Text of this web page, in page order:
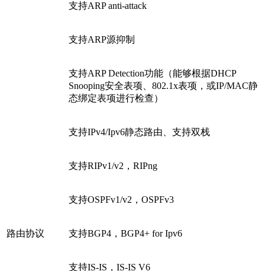
支持ARP anti-attack
支持ARP源抑制
支持ARP Detection功能（能够根据DHCP
Snooping安全表项、802.1x表项，或IP/MAC静
态绑定表项进行检查）
路由协议
支持IPv4/Ipv6静态路由、支持双栈
支持RIPv1/v2，RIPng
支持OSPFv1/v2，OSPFv3
支持BGP4，BGP4+ for Ipv6
支持IS-IS，IS-IS V6